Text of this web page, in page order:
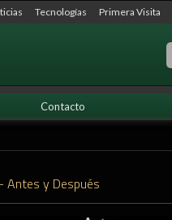
Tecnologías Primera Visita
Contacto
Antes y Después